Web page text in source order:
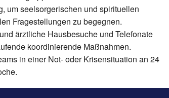
um seelsorgerischen und spirituellen
Fragestellungen zu begegnen.
ärztliche Hausbesuche und Telefonate
koordinierende Maßnahmen.
in einer Not- oder Krisensituation an 24